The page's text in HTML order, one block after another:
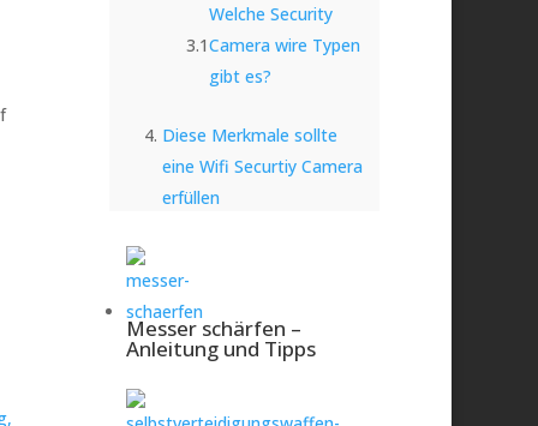
Welche Security
Camera wire Typen
gibt es?
Diese Merkmale sollte
eine Wifi Securtiy Camera
erfüllen
kabellose
Sicherheitskamera?
Fazit der Redaktion
Messer schärfen –
Anleitung und Tipps